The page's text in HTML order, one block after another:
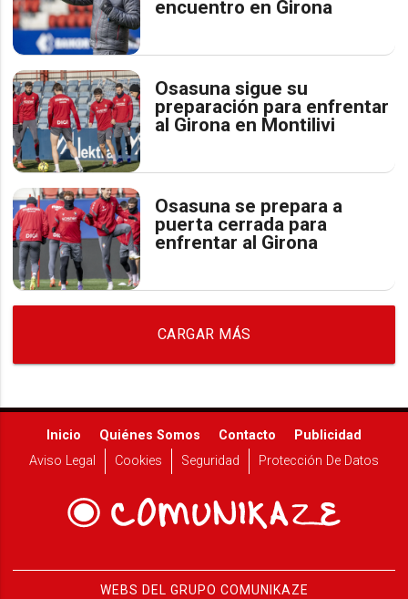
encuentro en Girona
Osasuna sigue su
preparación para enfrentar
al Girona en Montilivi
Osasuna se prepara a
puerta cerrada para
enfrentar al Girona
CARGAR MÁS
Inicio Quiénes Somos Contacto
Publicidad
Aviso Legal
Cookies Seguridad Protección De Datos
WEBS DEL GRUPO COMUNIKAZE